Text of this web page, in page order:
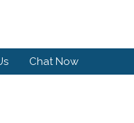
Chat Now